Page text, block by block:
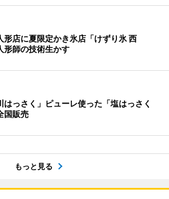
形店に夏限定かき氷店「けずり氷 西
師の技術生かす
はっさく」ピューレ使った「塩はっさく
国販売
もっと見る